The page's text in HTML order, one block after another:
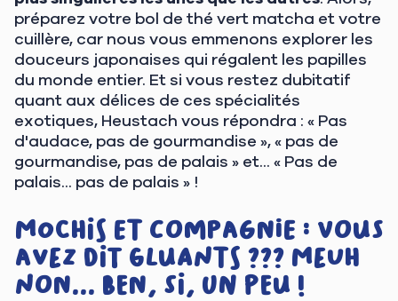
préparez votre bol de thé vert matcha et votre
cuillère, car nous vous emmenons explorer les
douceurs japonaises qui régalent les papilles
du monde entier. Et si vous restez dubitatif
quant aux délices de ces spécialités
exotiques, Heustach vous répondra : « Pas
d'audace, pas de gourmandise », « pas de
gourmandise, pas de palais » et... « Pas de
palais... pas de palais » !
Mochis et compagnie : vous
avez dit gluants ??? Meuh
non... ben, si, un peu !